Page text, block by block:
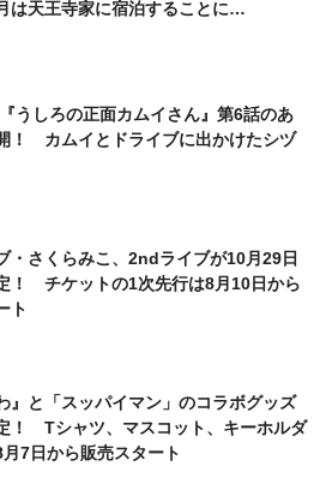
天王寺家に宿泊することに…
うしろの正面カムイさん』第6話のあ
！ カムイとドライブに出かけたシヅ
・さくらみこ、2ndライブが10月29日
！ チケットの1次先行は8月10日から
ト
』と「スッパイマン」のコラボグッズ
！ Tシャツ、マスコット、キーホルダ
7日から販売スタート